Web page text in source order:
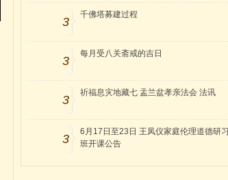
3
千佛塔募建过程
3
每月受八关斋戒的吉日
3
祈福息灾地藏七 盂兰盆孝亲法会 法讯
3
6月17日至23日 王凤仪家庭伦理道德研习
班开课公告